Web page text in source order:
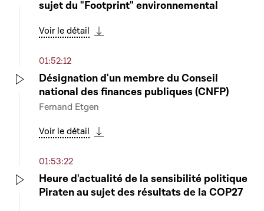
sujet du "Footprint" environnemental
Voir le détail
01:52:12
Désignation d'un membre du Conseil
national des finances publiques (CNFP)
Fernand Etgen
Voir le détail
01:53:22
Heure d'actualité de la sensibilité politique
Piraten au sujet des résultats de la COP27